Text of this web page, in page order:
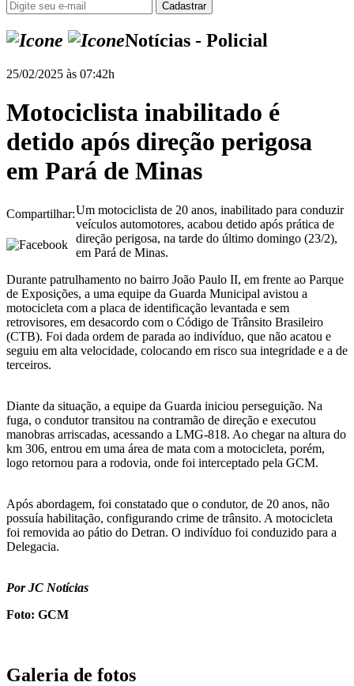
Notícias - Policial
25/02/2025 às 07:42h
Motociclista inabilitado é
detido após direção perigosa
em Pará de Minas
Compartilhar:Um motociclista de 20 anos, inabilitado para conduzir
veículos automotores, acabou detido após prática de
direção perigosa, na tarde do último domingo (23/2),
em Pará de Minas.
Durante patrulhamento no bairro João Paulo II, em frente ao Parque
de Exposições, a uma equipe da Guarda Municipal avistou a
motocicleta com a placa de identificação levantada e sem
retrovisores, em desacordo com o Código de Trânsito Brasileiro
(CTB). Foi dada ordem de parada ao indivíduo, que não acatou e
seguiu em alta velocidade, colocando em risco sua integridade e a de
terceiros.
Diante da situação, a equipe da Guarda iniciou perseguição. Na
fuga, o condutor transitou na contramão de direção e executou
manobras arriscadas, acessando a LMG-818. Ao chegar na altura do
km 306, entrou em uma área de mata com a motocicleta, porém,
logo retornou para a rodovia, onde foi interceptado pela GCM.
Após abordagem, foi constatado que o condutor, de 20 anos, não
possuía habilitação, configurando crime de trânsito. A motocicleta
foi removida ao pátio do Detran. O indivíduo foi conduzido para a
Delegacia.
Por JC Notícias
Foto: GCM
Galeria de fotos